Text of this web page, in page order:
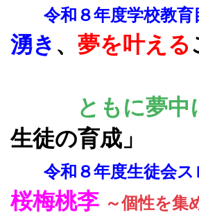
令和８年度学校教育
湧き 、 夢を叶える
ともに夢中
生徒の育成 」
令和８年度生徒会ス
桜梅桃李 ～個性を集